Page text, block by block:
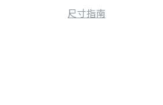
尺寸指南